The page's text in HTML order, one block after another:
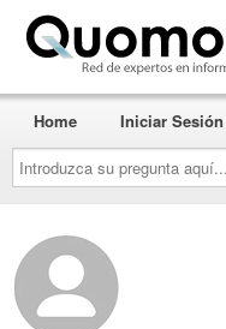
Introduzca
su
pregunta
aquí...
Home Iniciar Sesión